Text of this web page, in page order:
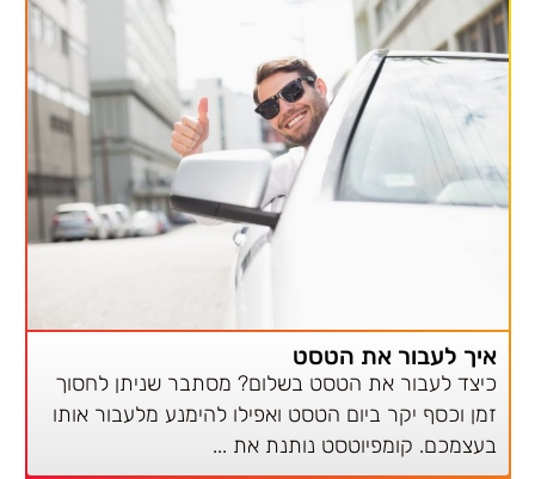
איך לעבור את הטסט
כיצד לעבור את הטסט בשלום? מסתבר שניתן לחסוך
זמן וכסף יקר ביום הטסט ואפילו להימנע מלעבור אותו
בעצמכם. קומפיוטסט נותנת את ...